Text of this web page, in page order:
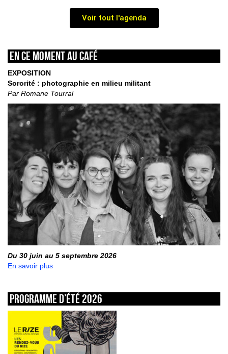
Voir tout l'agenda
En ce moment au café
EXPOSITION
Sororité : photographie en milieu militant
Par Romane Tourral
Du 30 juin au 5 septembre 2026
En savoir plus
Programme d’été 2026